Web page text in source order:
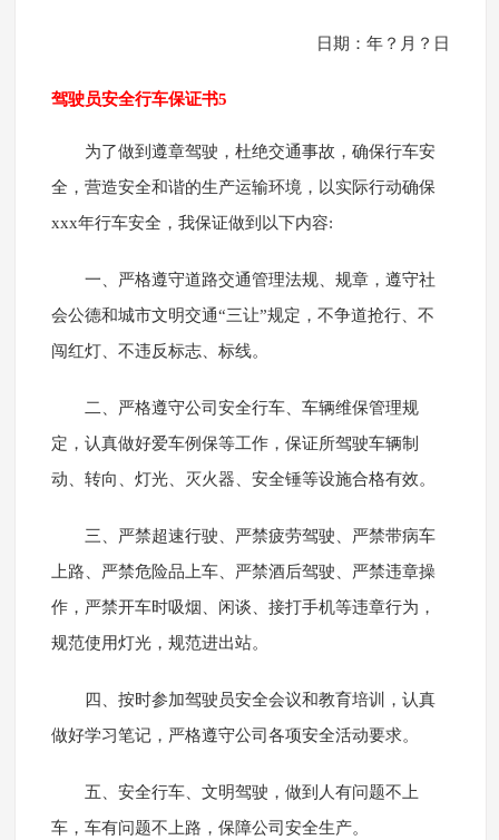
日期：年？月？日
驾驶员安全行车保证书5
为了做到遵章驾驶，杜绝交通事故，确保行车安
全，营造安全和谐的生产运输环境，以实际行动确保
xxx年行车安全，我保证做到以下内容:
一、严格遵守道路交通管理法规、规章，遵守社
会公德和城市文明交通“三让”规定，不争道抢行、不
闯红灯、不违反标志、标线。
二、严格遵守公司安全行车、车辆维保管理规
定，认真做好爱车例保等工作，保证所驾驶车辆制
动、转向、灯光、灭火器、安全锤等设施合格有效。
三、严禁超速行驶、严禁疲劳驾驶、严禁带病车
上路、严禁危险品上车、严禁酒后驾驶、严禁违章操
作，严禁开车时吸烟、闲谈、接打手机等违章行为，
规范使用灯光，规范进出站。
四、按时参加驾驶员安全会议和教育培训，认真
做好学习笔记，严格遵守公司各项安全活动要求。
五、安全行车、文明驾驶，做到人有问题不上
车，车有问题不上路，保障公司安全生产。